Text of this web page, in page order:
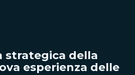
strategica della
esperienza delle